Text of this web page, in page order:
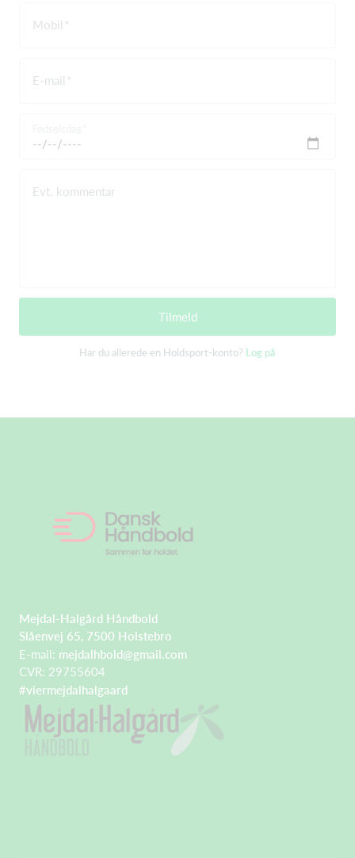
Mobil
E-mail
Evt. kommentar
Tilmeld
Har du allerede en Holdsport-konto? Log på
Mejdal-Halgård Håndbold
Slåenvej 65, 7500 Holstebro
E-mail: mejdalhbold@gmail.com
CVR: 29755604
#viermejdalhalgaard